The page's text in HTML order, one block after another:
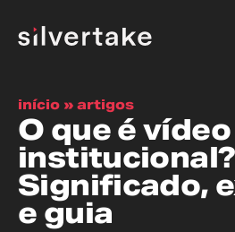
início » artigos
O que é vídeo
institucional?
Significado,
e guia